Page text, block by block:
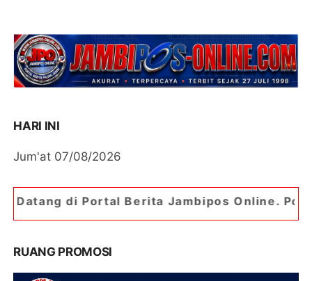
HARI INI
Jum'at 07/08/2026
Berita Jambipos Online. Portal Berita Paling
RUANG PROMOSI